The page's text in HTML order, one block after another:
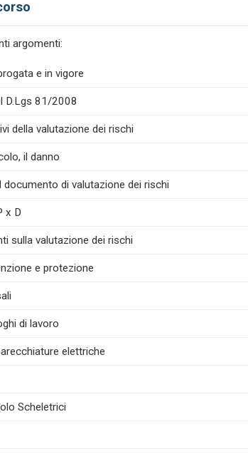
argomenti:
e in vigore
D.Lgs 81/2008
della valutazione dei rischi
il danno
documento di valutazione dei rischi
x D
sulla valutazione dei rischi
e protezione
di lavoro
elettriche
Scheletrici